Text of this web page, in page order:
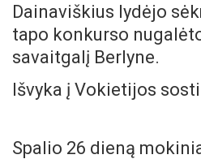
Dainaviškius lydėjo
tapo konkurso
savaitgalį Berlyne.
Išvyka į Vokietijos
Spalio 26 dieną